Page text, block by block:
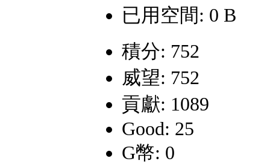
已用空間: 0 B
積分: 752
威望: 752
貢獻: 1089
Good: 25
G幣: 0